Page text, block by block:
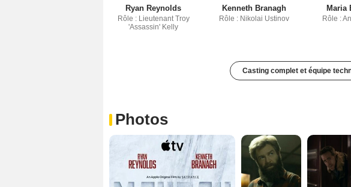
Ryan Reynolds
Rôle : Lieutenant Troy
'Assassin' Kelly
Kenneth Branagh
Rôle : Nikolai Ustinov
Maria
Rôle :
Casting complet et équipe
Photos